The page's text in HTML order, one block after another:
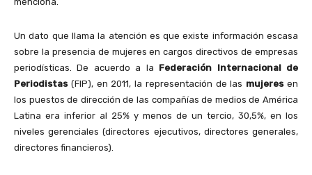
Un dato que llama la atención es que existe información escasa
sobre la presencia de mujeres en cargos directivos de empresas
periodísticas. De acuerdo a la Federación Internacional de
Periodistas(FIP), en 2011, la representación de las mujeresen
los puestos de dirección de las compañías de medios de América
Latina era inferior al 25% y menos de un tercio, 30,5%, en los
niveles gerenciales (directores ejecutivos, directores generales,
directores financieros).